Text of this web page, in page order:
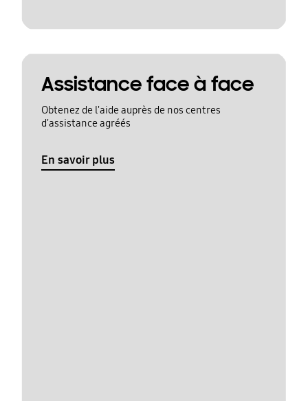
Assistance face à face
Obtenez de l'aide auprès de nos centres
d'assistance agréés
En savoir plus